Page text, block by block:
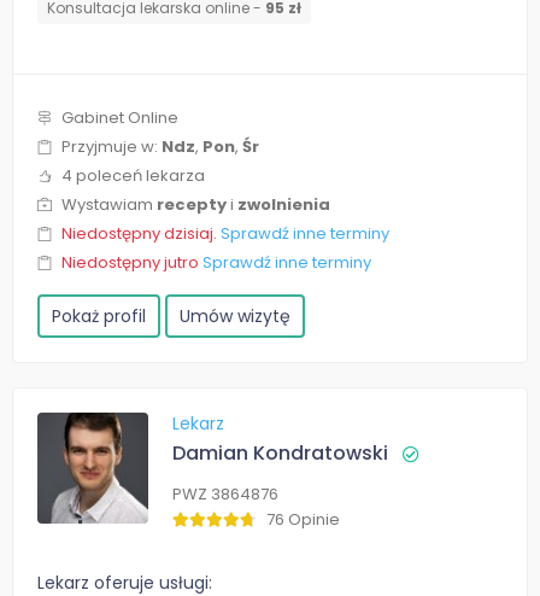
Konsultacja lekarska online - 95 zł
Gabinet Online
Przyjmuje w: Ndz, Pon, Śr
4 poleceń lekarza
Wystawiam receptyi zwolnienia
Niedostępny dzisiaj. Sprawdź inne terminy
Niedostępny jutro Sprawdź inne terminy
Pokaż profil Umów wizytę
Lekarz
Damian Kondratowski
PWZ 3864876
76 Opinie
Lekarz oferuje usługi: